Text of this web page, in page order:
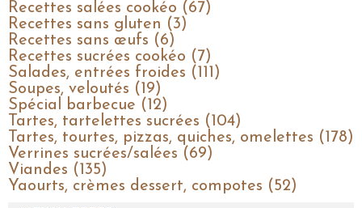
Recettes salées cookéo (67)
Recettes sans gluten (3)
Recettes sans œufs (6)
Recettes sucrées cookéo (7)
Salades, entrées froides (111)
Soupes, veloutés (19)
Spécial barbecue (12)
Tartes, tartelettes sucrées (104)
Tartes, tourtes, pizzas, quiches, omelettes (178)
Verrines sucrées/salées (69)
Viandes (135)
Yaourts, crèmes dessert, compotes (52)